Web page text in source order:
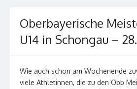
Oberbayerische
U14 in Schongau –
Wie auch schon am Wochenende
viele Athletinnen, die zu den Obb